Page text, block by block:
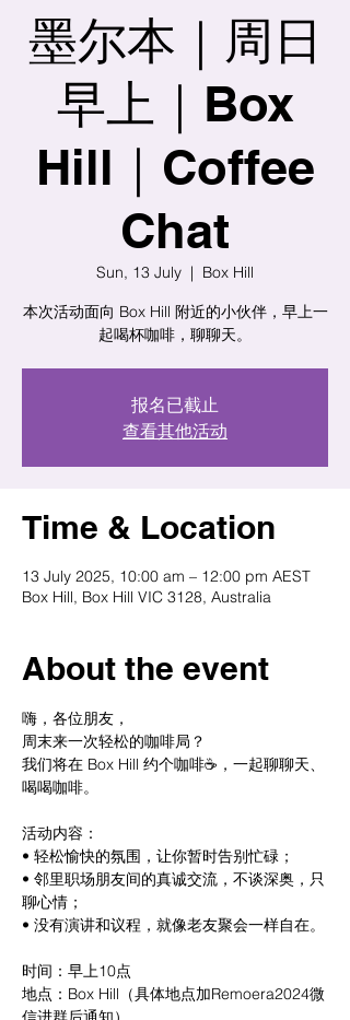
墨尔本｜周日
早上｜Box
Hill｜Coffee
Chat
Sun, 13 July
  |
Box Hill
本次活动面向 Box Hill 附近的小伙伴，早上一
起喝杯咖啡，聊聊天。
报名已截止
查看其他活动
Time & Location
13 July 2025, 10:00 am – 12:00 pm AEST
Box Hill, Box Hill VIC 3128, Australia
About the event
嗨，各位朋友，
周末来一次轻松的咖啡局？
我们将在 Box Hill 约个咖啡☕️，一起聊聊天、
喝喝咖啡。
活动内容：
• 轻松愉快的氛围，让你暂时告别忙碌；
• 邻里职场朋友间的真诚交流，不谈深奥，只
聊心情；
• 没有演讲和议程，就像老友聚会一样自在。
时间：早上10点
地点：Box Hill（具体地点加Remoera2024微